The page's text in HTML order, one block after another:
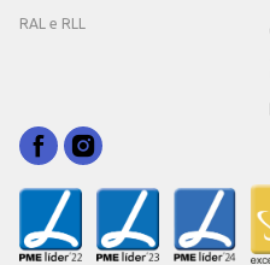
RAL e RLL